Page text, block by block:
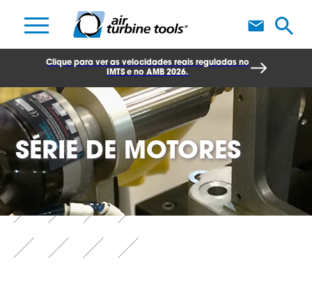
Clique para ver as velocidades reais reguladas no
IMTS e no AMB 2026.
SÉRIE DE MOTORES